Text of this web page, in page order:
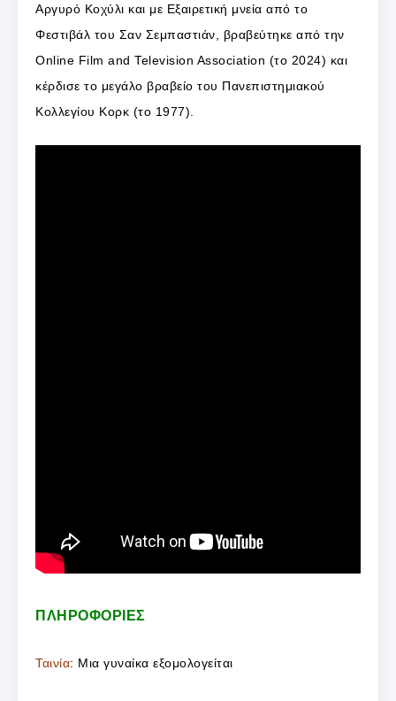
Αργυρό Κοχύλι και με Εξαιρετική μνεία από το
Φεστιβάλ του Σαν Σεμπαστιάν, βραβεύτηκε από την
Online Film and Television Association (το 2024) και
κέρδισε το μεγάλο βραβείο του Πανεπιστημιακού
Κολλεγίου Κορκ (το 1977).
ΠΛΗΡΟΦΟΡΙΕΣ
Ταινία: Μια γυναίκα εξομολογείται